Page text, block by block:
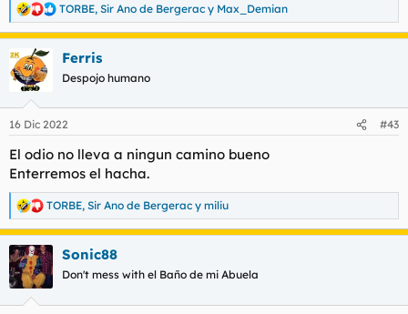
R
e
a
c
c
e
:
TORBE, Sir Ano de Bergerac y Max_Demian
Ferris
Despojo humano
16 Dic 2022 #43
El odio no lleva a ningun camino bueno
Enterremos el hacha.
R
e
a
c
c
i
TORBE, Sir Ano de Bergerac y miliu
Sonic88
Don't mess with el Baño de mi Abuela